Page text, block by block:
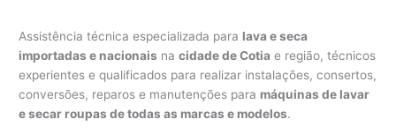
Assistência técnica especializada para lava e seca
importadas e nacionais nacidade de Cotia e região, técnicos
experientes e qualificados para realizar instalações, consertos,
conversões, reparos e manutenções para máquinas de lavar
e secar roupas de todas as marcas e modelos.